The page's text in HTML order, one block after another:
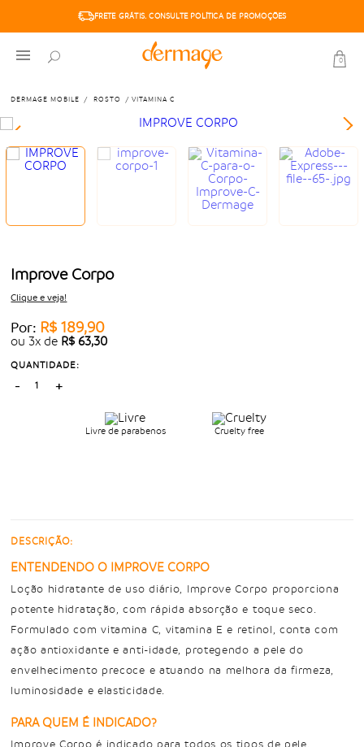
FRETE GRÁTIS. CONSULTE POLÍTICA DE PROMOÇÕES
0
DERMAGE MOBILE ROSTO VITAMINA C
Improve Corpo
Clique e veja!
Por: R$ 189,90
ou3x de R$ 63,30
QUANTIDADE:
- +
Livre de parabenos Cruelty free
DESCRIÇÃO:
ENTENDENDO O IMPROVE CORPO
Loção hidratante de uso diário, Improve Corpo proporciona
potente hidratação, com rápida absorção e toque seco.
Formulado com vitamina C, vitamina E e retinol, conta com
ação antioxidante e anti-idade, protegendo a pele do
envelhecimento precoce e atuando na melhora da firmeza,
luminosidade e elasticidade.
PARA QUEM É INDICADO?
Improve Corpo é indicado para todos os tipos de pele,